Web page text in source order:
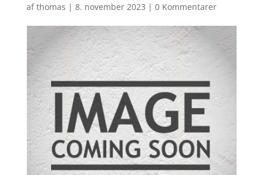
afthomas | 8. november 2023 | 0 Kommentarer